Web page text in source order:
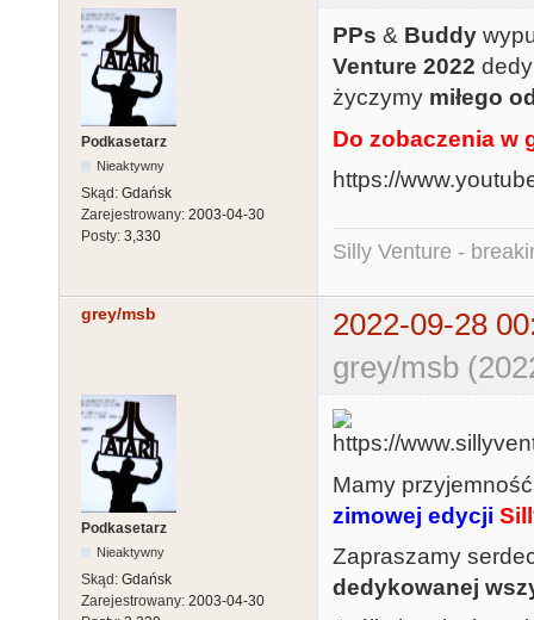
Podkasetarz
Nieaktywny
Skąd: Gdańsk
Zarejestrowany: 2003-04-30
Posty: 3,330
PPs & Buddy
Venture 2022
życzymy miłego
Do zobaczenia w
https://
Silly Venture -
grey/msb
2022-09-28
grey/msb
Podkasetarz
Nieaktywny
Skąd: Gdańsk
Zarejestrowany: 2003-04-30
Mamy
zimowej edycji
Zapraszamy
dedykowanej